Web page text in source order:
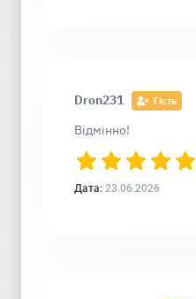
Dron231 Гість
Відмінно!
Дата: 23.06.2026